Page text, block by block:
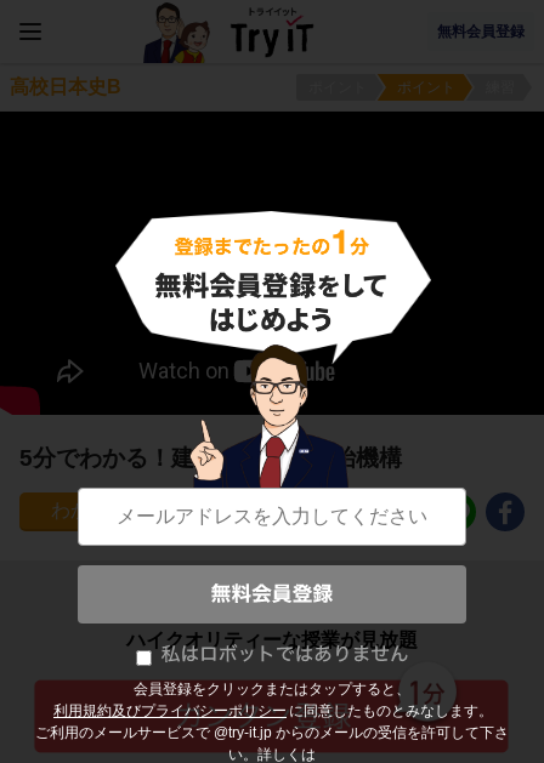
無料会員登録
会員登録をクリックまたはタップすると、
利用規約及びプライバシーポリシー に同意したものとみなします。
ご利用のメールサービスで @try-it.jp からのメールの受信を許可して下さ
い。詳しくは
高校日本史B ポイント
5分でわかる！建武の新政の政治機構
72
子どもの勉強から大人の学び直しまで
ハイクオリティーな授業が見放題